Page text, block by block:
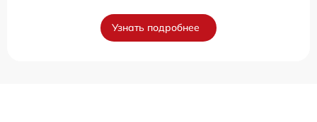
Узнать подробнее